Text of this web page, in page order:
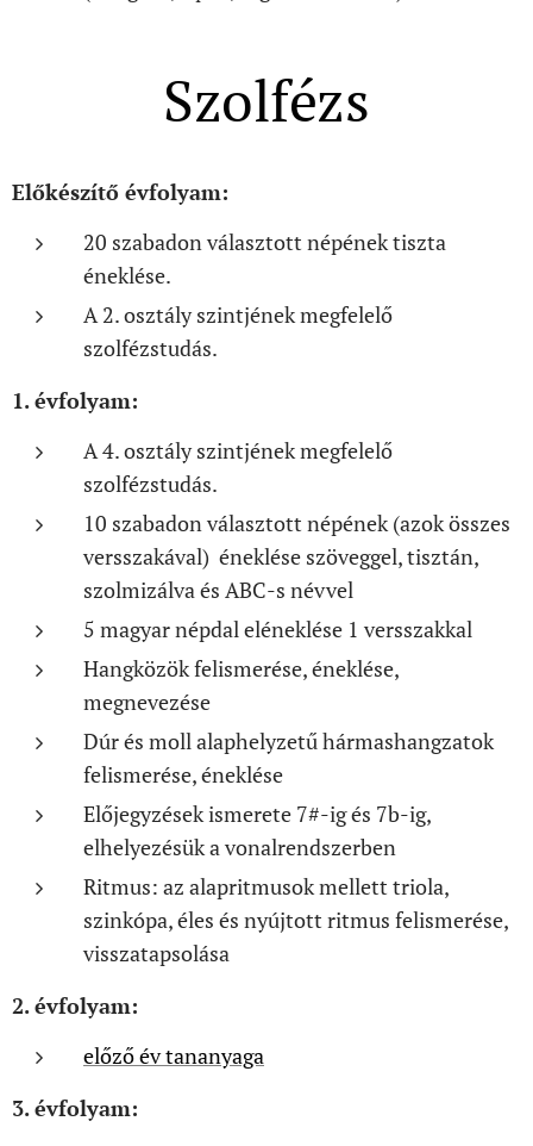
Szolfézs
Előkészítő évfolyam:
20 szabadon választott népének tiszta
éneklése.
A 2. osztály szintjének megfelelő
szolfézstudás.
1. évfolyam:
A 4. osztály szintjének megfelelő
szolfézstudás.
10 szabadon választott népének (azok összes
versszakával) éneklése szöveggel, tisztán,
szolmizálva és ABC-s névvel
5 magyar népdal eléneklése 1 versszakkal
Hangközök felismerése, éneklése,
megnevezése
Dúr és moll alaphelyzetű hármashangzatok
felismerése, éneklése
Előjegyzések ismerete 7#-ig és 7b-ig,
elhelyezésük a vonalrendszerben
Ritmus: az alapritmusok mellett triola,
szinkópa, éles és nyújtott ritmus felismerése,
visszatapsolása
2. évfolyam:
előző év tananyaga
3. évfolyam: